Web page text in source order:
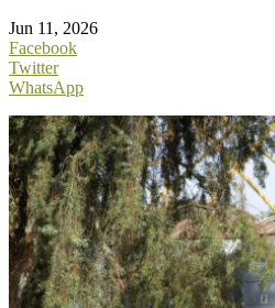
Jun 11, 2026
Facebook
Twitter
WhatsApp